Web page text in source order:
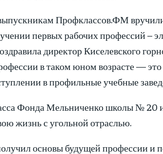
Профклассов.ФМ
первых рабочих профессий –
директор Киселевского
в таком юном возрасте —
в профильные учебные
Фонда Мельниченко школы № 20
жизнь с угольной отраслью.
основы будущей профессии и